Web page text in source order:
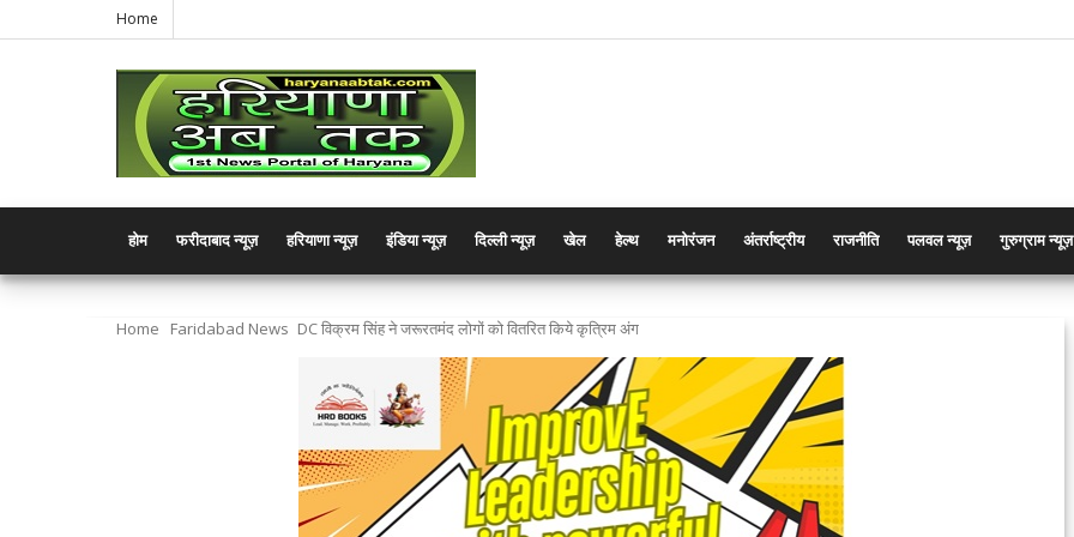
Home
होम फरीदाबाद न्यूज़ हरियाणा न्यूज़ इंडिया न्यूज़ दिल्ली न्यूज़ खेल हेल्थ मनोरंजन अंतर्राष्ट्रीय राजनीति पलवल न्यूज़ गुरुग्राम न्यूज़
Home Faridabad News DC विक्रम सिंह ने जरूरतमंद लोगों को वितरित किये कृत्रिम अंग